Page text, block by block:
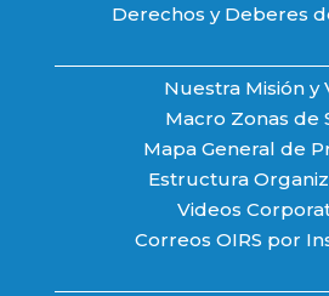
Derechos y Deberes
Nuestra Misión y
Macro Zonas de
Mapa General de
Estructura
Videos
Correos OIRS por